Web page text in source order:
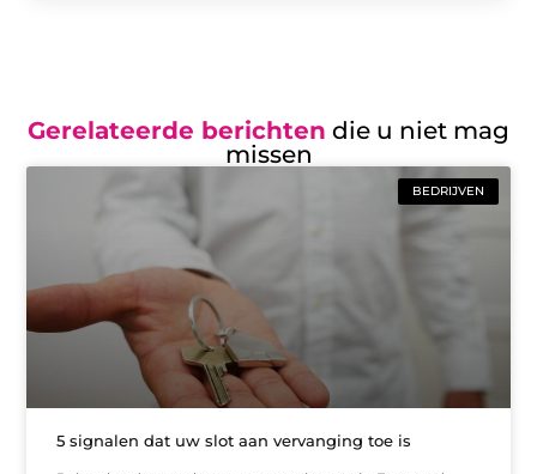
Gerelateerde berichten die u niet mag
missen
BEDRIJVEN
5 signalen dat uw slot aan vervanging toe is